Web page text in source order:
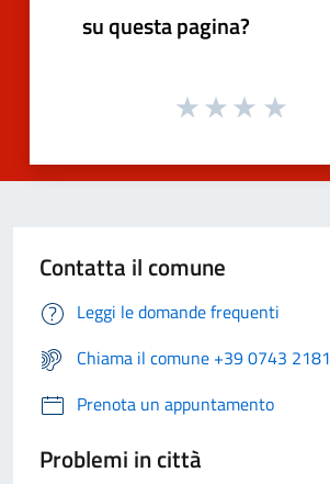
su questa pagina?
Contatta il comune
Leggi le domande frequenti
Chiama il comune +39 0743 2181
Prenota un appuntamento
Problemi in città